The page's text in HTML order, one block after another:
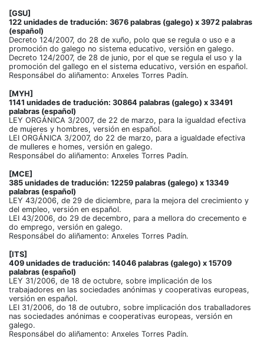
[GSU]
122 unidades de tradución: 3676 palabras (galego) x 3972 palabras
(español)
Decreto 124/2007, do 28 de xuño, polo que se regula o uso e a
promoción do galego no sistema educativo, versión en galego.
Decreto 124/2007, de 28 de junio, por el que se regula el uso y la
promoción del gallego en el sistema educativo, versión en español.
Responsábel do aliñamento: Anxeles Torres Padín.
[MYH]
1141 unidades de tradución: 30864 palabras (galego) x 33491
palabras (español)
LEY ORGÁNICA 3/2007, de 22 de marzo, para la igualdad efectiva
de mujeres y hombres, versión en español.
LEI ORGÁNICA 3/2007, do 22 de marzo, para a igualdade efectiva
de mulleres e homes, versión en galego.
Responsábel do aliñamento: Anxeles Torres Padín.
[MCE]
385 unidades de tradución: 12259 palabras (galego) x 13349
palabras (español)
LEY 43/2006, de 29 de diciembre, para la mejora del crecimiento y
del empleo, versión en español.
LEI 43/2006, do 29 de decembro, para a mellora do crecemento e
do emprego, versión en galego.
Responsábel do aliñamento: Anxeles Torres Padín.
[ITS]
409 unidades de tradución: 14046 palabras (galego) x 15709
palabras (español)
LEY 31/2006, de 18 de octubre, sobre implicación de los
trabajadores en las sociedades anónimas y cooperativas europeas,
versión en español.
LEI 31/2006, do 18 de outubro, sobre implicación dos traballadores
nas sociedades anónimas e cooperativas europeas, versión en
galego.
Responsábel do aliñamento: Anxeles Torres Padín.